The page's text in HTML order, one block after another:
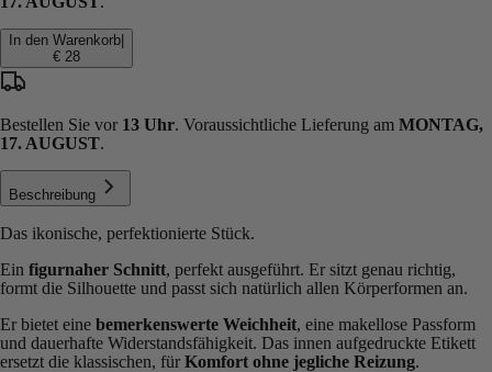
In den Warenkorb
€ 28
Bestellen Sie vor 13 Uhr. Voraussichtliche Lieferung am MONTAG,
17. AUGUST.
Beschreibung
Das ikonische, perfektionierte Stück.
Ein figurnaher Schnitt, perfekt ausgeführt. Er sitzt genau richtig,
formt die Silhouette und passt sich natürlich allen Körperformen an.
Er bietet eine bemerkenswerte Weichheit, eine makellose Passform
und dauerhafte Widerstandsfähigkeit. Das innen aufgedruckte Etikett
ersetzt die klassischen, für Komfort ohne jegliche Reizung.